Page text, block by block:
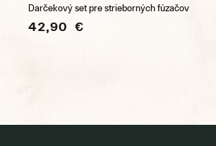
Darčekový set pre strieborných fúzačov
42,90 €